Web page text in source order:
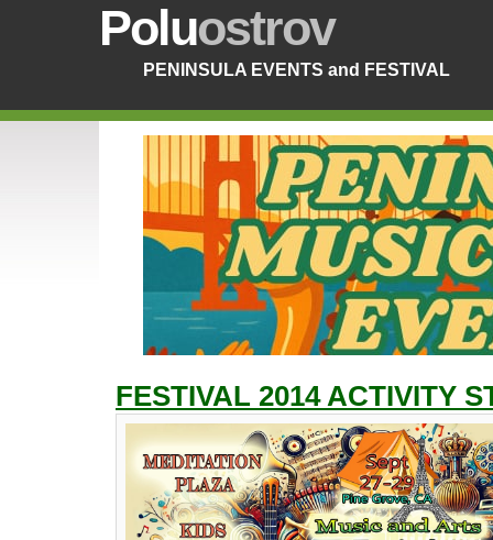
Poluostrov
PENINSULA EVENTS and FESTIVAL
FESTIVAL 2014 ACTIVITY